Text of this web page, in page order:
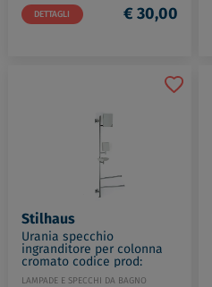
DETTAGLI € 30,00
Stilhaus
Urania specchio
ingranditore per colonna
cromato codice prod:
000U24.56108
LAMPADE E SPECCHI DA BAGNO